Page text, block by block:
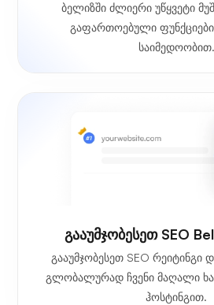
ბელიზში ძლიერი უწყვეტი
გაფართოებული
საიმედოობით.
გააუმჯობესეთ SEO
გააუმჯობესეთ SEO რეიტინგი
გლობალურად ჩვენი მაღალი
ჰოსტინგით.